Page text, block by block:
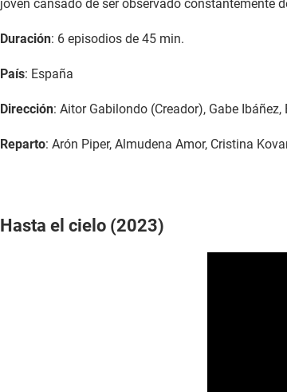
joven cansado de ser observado constantemente
Duración: 6 episodios de 45 min.
País: España
Dirección: Aitor Gabilondo (Creador), Gabe Ibáñez,
Reparto: Arón Piper, Almudena Amor, Cristina
Hasta el cielo (2023)